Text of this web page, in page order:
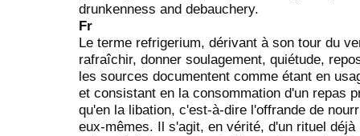
drunkenness and debauchery.
Fr
Le terme refrigerium, dérivant à son tour du
rafraîchir, donner soulagement, quiétude,
les sources documentent comme étant en
et consistant en la consommation d'un repas
qu'en la libation, c'est-à-dire l'offrande de
eux-mêmes. Il s'agit, en vérité, d'un rituel